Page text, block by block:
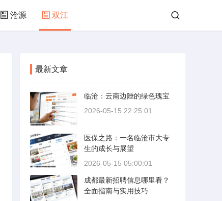
沧源 双江
最新文章
临沧：云南边陲的绿色瑰宝
2026-05-15 22:25:01
医保之路：一名临沧市大专
生的成长与展望
2026-05-15 05:00:01
成都最新招聘信息哪里看？
全面指南与实用技巧